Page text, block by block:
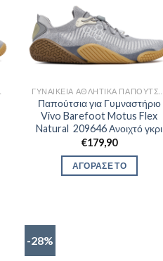
Παπούτσια για Γυμναστήριο
Vivo Barefoot Motus Flex
Natural 209646 Ανοιχτό γκρι
€179,90
ΑΓΟΡΑΣΕ ΤΟ
-28%